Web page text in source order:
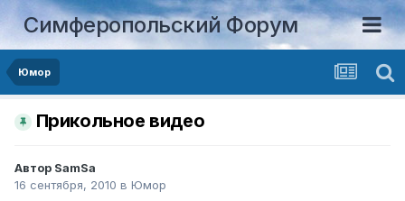
Симферопольский Форум
Юмор
Прикольное видео
Автор SamSa
16 сентября, 2010 в Юмор